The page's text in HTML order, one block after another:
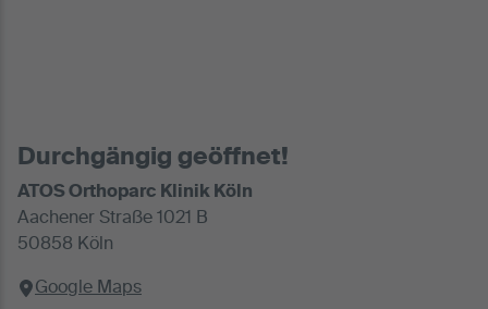
Durchgängig geöffnet!
ATOS Orthoparc Klinik Köln
Aachener Straße 1021 B
50858 Köln
Google Maps